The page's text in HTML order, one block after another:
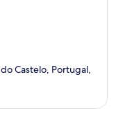
Castelo, Portugal,